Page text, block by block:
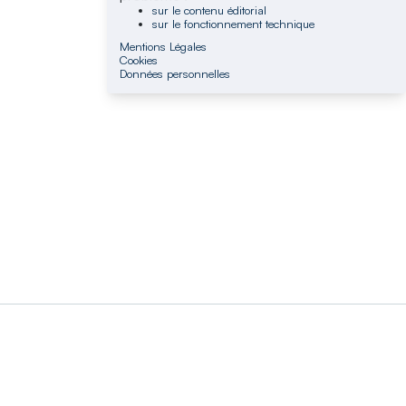
sur le contenu éditorial
sur le fonctionnement technique
Mentions Légales
Cookies
Données personnelles